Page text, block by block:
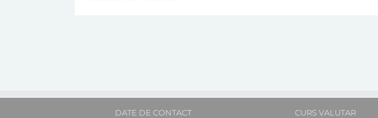
DATE DE CONTACT CURS VALUTAR